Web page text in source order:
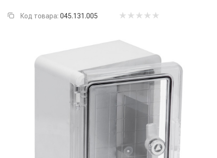
Код товара: 045.131.005